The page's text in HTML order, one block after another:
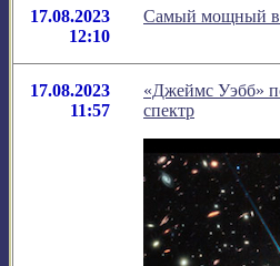
17.08.2023
12:10
Самый мощный
17.08.2023
11:57
«Джеймс Уэбб»
спектр